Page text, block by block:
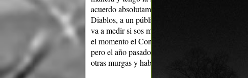
acuerdo absolutamente en todo. Y poder
Diablos, a un público tan masivo, tan receptivo,
va a medir si sos mejor o peor que aquel, si no
el momento el Concurso tiene que dejarse de
pero el año pasado Los Diablos ganaron,
otras murgas y había siete, ocho espectáculos que